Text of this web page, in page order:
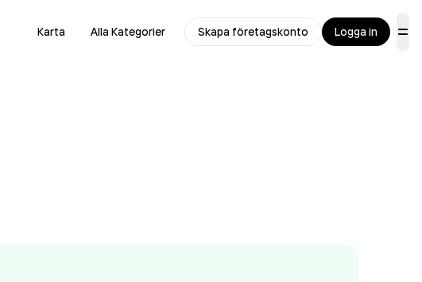
Karta Alla Kategorier Skapa företagskonto Logga in